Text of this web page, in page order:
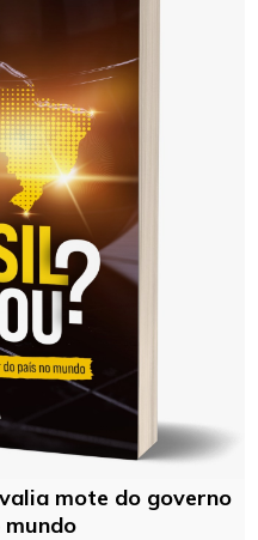
mote do governo